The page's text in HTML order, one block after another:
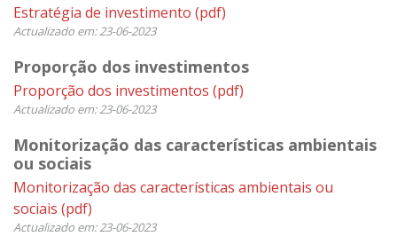
Estratégia de investimento (pdf)
Actualizado em: 23-06-2023
Proporção dos investimentos
Proporção dos investimentos (pdf)
Actualizado em: 23-06-2023
Monitorização das características ambientais
ou sociais
Monitorização das características ambientais ou
sociais (pdf)
Actualizado em: 23-06-2023